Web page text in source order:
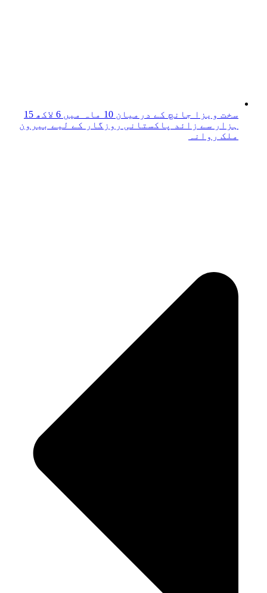
سخت ویزا جانچ کے درمیان 10 ماہ میں 6 لاکھ 15
ہزار سے زائد پاکستانی روزگار کے لیے بیرون
ملک روانہ